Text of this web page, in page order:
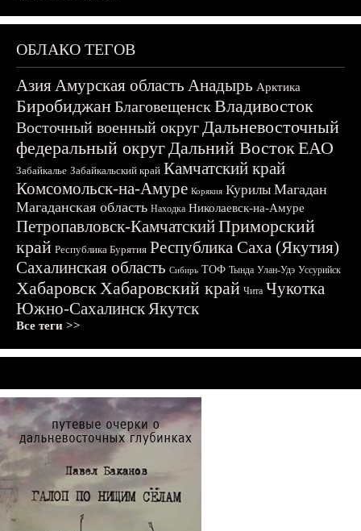
ОБЛАКО ТЕГОВ
АзияАмурская область Анадырь Арктика
БиробиджанБлаговещенскВладивосток
Восточный военный округДальневосточный
федеральный округДальний ВостокЕАО
Забайкалье Забайкальский край Камчатский край
Комсомольск-на-Амуре Корякия Курилы Магадан
Магаданская область Находка Николаевск-на-Амуре
Петропавловск-КамчатскийПриморский
край Республика Бурятия Республика Саха (Якутия)
Сахалинская область Сибирь ТОФ Тында Улан-Удэ Уссурийск
ХабаровскХабаровский край Чита Чукотка
Южно-СахалинскЯкутск
Все теги >>